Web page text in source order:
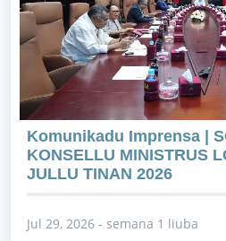
Komunikadu Imprensa |
KONSELLU MINISTRUS
JULLU TINAN 2026
Jul 29, 2026 - semana 1 liuba